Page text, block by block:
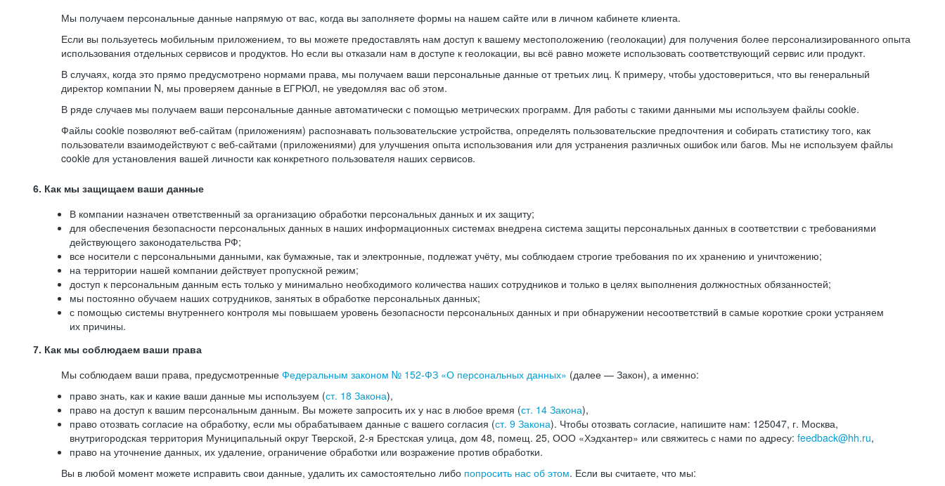
Мы получаем персональные данные напрямую от вас, когда вы заполняете формы на нашем сайте или в личном кабинете клиента.
Если вы пользуетесь мобильным приложением, то вы можете предоставлять нам доступ к вашему местоположению (геолокации) для получения более персонализированного опыта
использования отдельных сервисов и продуктов. Но если вы отказали нам в доступе к геолокации, вы всё равно можете использовать соответствующий сервис или продукт.
В случаях, когда это прямо предусмотрено нормами права, мы получаем ваши персональные данные от третьих лиц. К примеру, чтобы удостовериться, что вы генеральный
директор компании N, мы проверяем данные в ЕГРЮЛ, не уведомляя вас об этом.
В ряде случаев мы получаем ваши персональные данные автоматически с помощью метрических программ. Для работы с такими данными мы используем файлы cookie.
Файлы cookie позволяют веб-сайтам (приложениям) распознавать пользовательские устройства, определять пользовательские предпочтения и собирать статистику того, как
пользователи взаимодействуют с веб-сайтами (приложениями) для улучшения опыта использования или для устранения различных ошибок или багов. Мы не используем файлы
cookie для установления вашей личности как конкретного пользователя наших сервисов.
6. Как мы защищаем ваши данные
В компании назначен ответственный за организацию обработки персональных данных и их защиту;
для обеспечения безопасности персональных данных в наших информационных системах внедрена система защиты персональных данных в соответствии с требованиями
действующего законодательства РФ;
все носители с персональными данными, как бумажные, так и электронные, подлежат учёту, мы соблюдаем строгие требования по их хранению и уничтожению;
на территории нашей компании действует пропускной режим;
доступ к персональным данным есть только у минимально необходимого количества наших сотрудников и только в целях выполнения должностных обязанностей;
мы постоянно обучаем наших сотрудников, занятых в обработке персональных данных;
с помощью системы внутреннего контроля мы повышаем уровень безопасности персональных данных и при обнаружении несоответствий в самые короткие сроки устраняем
их причины.
7. Как мы соблюдаем ваши права
Мы соблюдаем ваши права, предусмотренные Федеральным законом № 152-ФЗ «О персональных данных» (далее — Закон), а именно:
право знать, как и какие ваши данные мы используем (ст. 18 Закона),
право на доступ к вашим персональным данным. Вы можете запросить их у нас в любое время (ст. 14 Закона),
право отозвать согласие на обработку, если мы обрабатываем данные с вашего согласия (ст. 9 Закона). Чтобы отозвать согласие, напишите нам: 125047, г. Москва,
внутригородская территория Муниципальный округ Тверской, 2-я Брестская улица, дом 48, помещ. 25, ООО «Хэдхантер» или свяжитесь с нами по адресу: feedback@hh.ru,
право на уточнение данных, их удаление, ограничение обработки или возражение против обработки.
Вы в любой момент можете исправить свои данные, удалить их самостоятельно либо попросить нас об этом. Если вы считаете, что мы: